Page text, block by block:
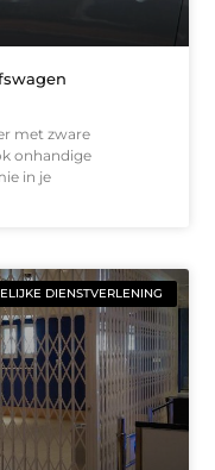
met zware
onhandige
in je
DIENSTVERLENING